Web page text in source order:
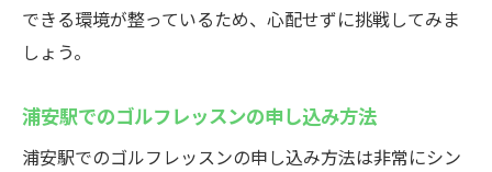
浦安駅で最適な少人数制レッスンを見つけ
ルフレッスン
初心者におすすめのインストラクターの選
できる環境が整っているため、心配せずに挑戦してみま
しょう。
浦安駅でのゴルフレッスンの申し込み方法
浦安駅でのゴルフレッスンの申し込み方法は非常にシン